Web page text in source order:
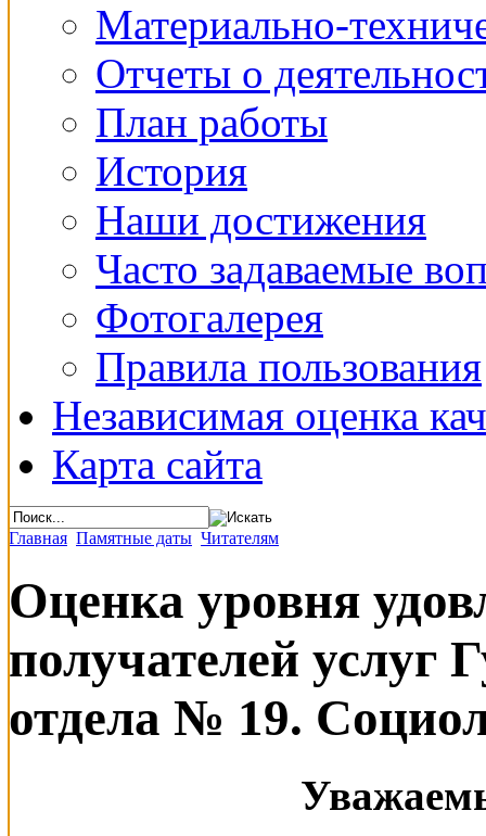
Материально-
Отчеты о
План работы
История
Наши достижения
Часто задаваемые
Фотогалерея
Правила пользования
Независимая оценка
Карта сайта
Главная Памятные даты Читателям
Оценка уровня
получателей услуг
отдела № 19.